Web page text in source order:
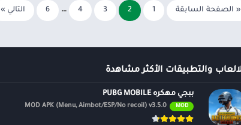
« الصفحة السابقة 1
2
3
4
…
6 التالي »
والتطبيقات الأكثر مشاهدة
ببجي مهكره PUBG MOBILE
MOD
MOD APK (Menu, Aimbot/ESP/No recoil) v3.5.0